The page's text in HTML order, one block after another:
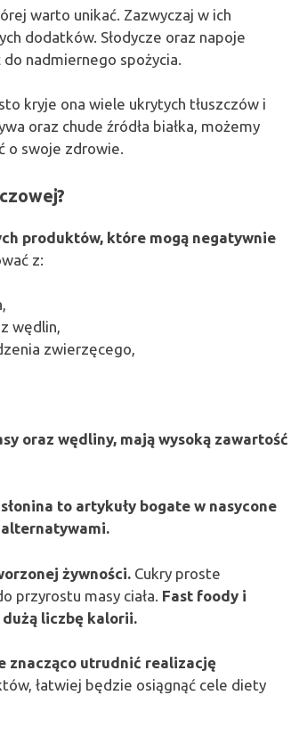
warto unikać. Zazwyczaj w ich
dodatków. Słodycze oraz napoje
nadmiernego spożycia.
kryje ona wiele ukrytych tłuszczów i
oraz chude źródła białka, możemy
o swoje zdrowie.
produktów, które mogą negatywnie
z:
wędlin,
zwierzęcego,
oraz wędliny, mają wysoką zawartość
to artykuły bogate w nasycone
alternatywami.
żywności. Cukry proste
przyrostu masy ciała. Fast foody i
liczbę kalorii.
znacząco utrudnić realizację
łatwiej będzie osiągnąć cele diety